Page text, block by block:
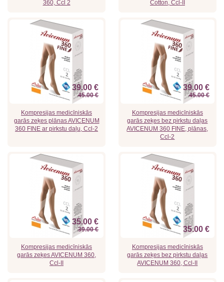
360, Ccl 2
Cotton, Ccl-II
39.00 €
45.00 €
Kompresijas medicīniskās
garās zeķes plānas AVICENUM
360 FINE ar pirkstu daļu, Ccl-2
39.00 €
45.00 €
Kompresijas medicīniskās
garās zeķes bez pirkstu daļas
AVICENUM 360 FINE, plānas,
Ccl-2
35.00 €
39.00 €
Kompresijas medicīniskās
garās zeķes AVICENUM 360,
Ccl-II
35.00 €
Kompresijas medicīniskās
garās zeķes bez pirkstu daļas
AVICENUM 360, Ccl-II